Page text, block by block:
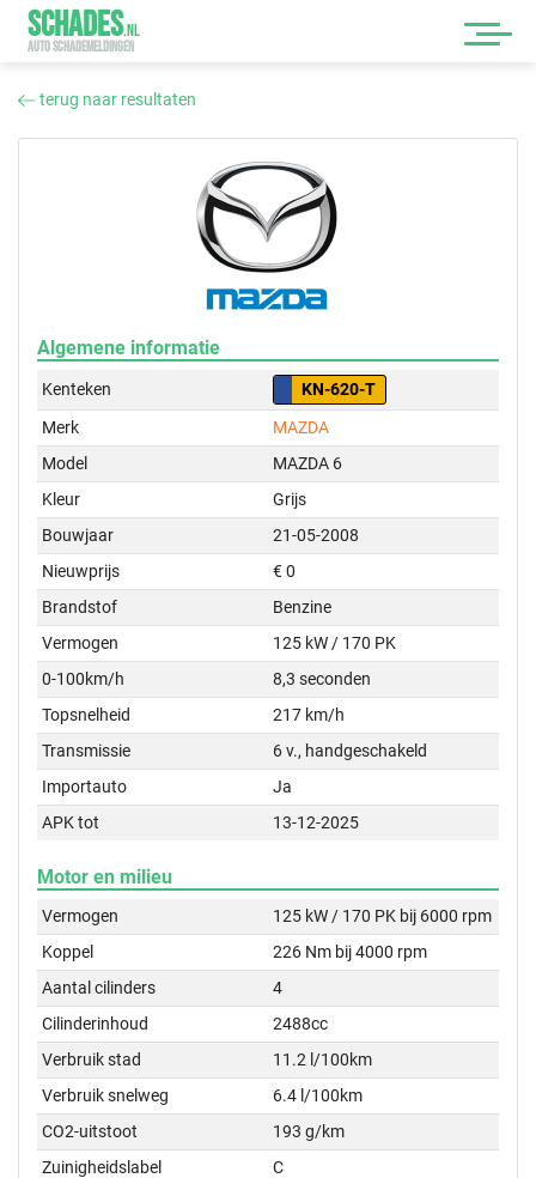
SCHADES.NL
AUTO SCHADEMELDINGEN
terug naar resultaten
Algemene informatie
Kenteken
KN-620-T
Merk
MAZDA
Model
MAZDA 6
Kleur
Grijs
Bouwjaar
21-05-2008
Nieuwprijs
€ 0
Brandstof
Benzine
Vermogen
125 kW / 170 PK
0-100km/h
8,3 seconden
Topsnelheid
217 km/h
Transmissie
6 v., handgeschakeld
Importauto
Ja
APK tot
13-12-2025
Motor en milieu
Vermogen
125 kW / 170 PK bij 6000 rpm
Koppel
226 Nm bij 4000 rpm
Aantal cilinders
4
Cilinderinhoud
2488cc
Verbruik stad
11.2 l/100km
Verbruik snelweg
6.4 l/100km
CO2-uitstoot
193 g/km
Zuinigheidslabel
C